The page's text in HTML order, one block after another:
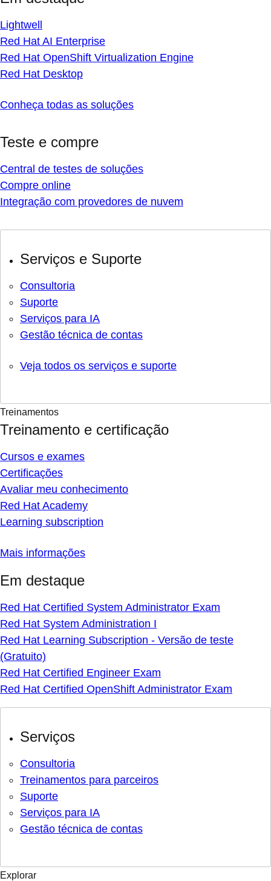
Lightwell
Red Hat AI Enterprise
Red Hat OpenShift Virtualization Engine
Red Hat Desktop
Conheça todas as soluções
Teste e compre
Central de testes de soluções
Compre online
Integração com provedores de nuvem
Serviços e Suporte
Consultoria
Suporte
Serviços para IA
Gestão técnica de contas
Veja todos os serviços e suporte
Treinamentos
Treinamento e certificação
Cursos e exames
Certificações
Avaliar meu conhecimento
Red Hat Academy
Learning subscription
Mais informações
Em destaque
Red Hat Certified System Administrator Exam
Red Hat System Administration I
Red Hat Learning Subscription - Versão de teste
(Gratuito)
Red Hat Certified Engineer Exam
Red Hat Certified OpenShift Administrator Exam
Serviços
Consultoria
Treinamentos para parceiros
Suporte
Serviços para IA
Gestão técnica de contas
Explorar